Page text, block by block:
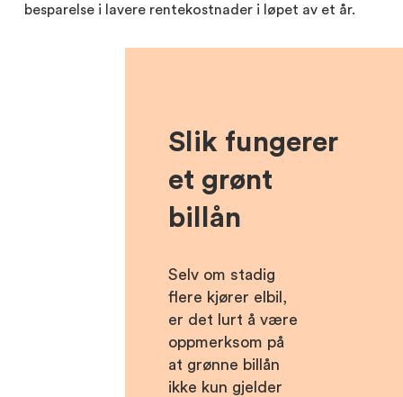
besparelse i lavere rentekostnader i løpet av et år.
Slik fungerer
et grønt
billån
Selv om stadig
flere kjører elbil,
er det lurt å være
oppmerksom på
at grønne billån
ikke kun gjelder